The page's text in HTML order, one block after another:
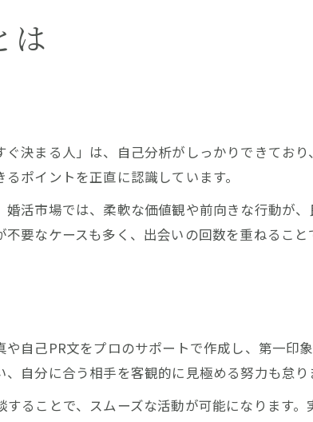
は
決まる人」は、自己分析がしっかりできており
ポイントを正直に認識しています。
活市場では、柔軟な価値観や前向きな行動が、
要なケースも多く、出会いの回数を重ねること
自己PR文をプロのサポートで作成し、第一印
自分に合う相手を客観的に見極める努力も怠り
ることで、スムーズな活動が可能になります。